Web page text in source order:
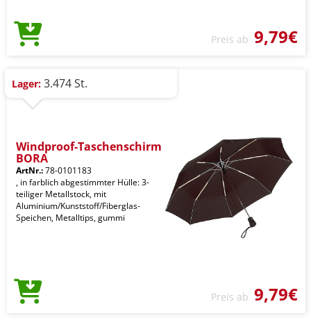
Preis ab 9,79€
Lager: 3.474 St.
Windproof-Taschenschirm
BORA
ArtNr.:78-0101183
, in farblich abgestimmter Hülle: 3-
teiliger Metallstock, mit
Aluminium/Kunststoff/Fiberglas-
Speichen, Metalltips, gummi
Preis ab 9,79€